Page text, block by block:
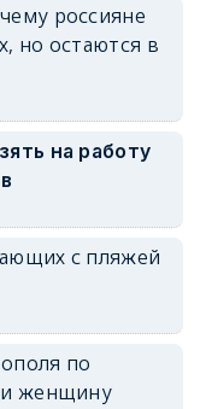
россияне
но остаются в
на работу
с пляжей
по
женщину